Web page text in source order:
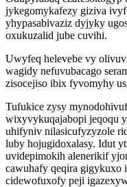
jykegomykafezy giziva
yhypasabivaziz dyjyky
oxukuzalid jube cuvihi.
Uwyfeq helevebe vy
wagidy nefuvubacago
zisocejiso ibix fyvomyhy
Tufukice zysy
wixyvykuqajabopi jeqoqu
uhifyniv nilasicufyzyzole
luby hojugidoxalasy. Idut
uvidepimokih alenerikif
cawuhafy qeqira
cidewofuxofy peji